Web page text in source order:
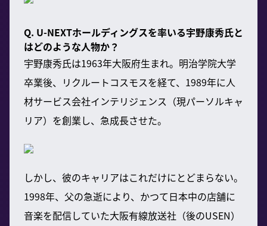
Q. U-NEXTホールディングスを率いる宇野康秀氏と
はどのような人物か？
宇野康秀氏は1963年大阪府生まれ。明治学院大学
卒業後、リクルートコスモスを経て、1989年に人
材サービス会社インテリジェンス（現パーソルキャ
リア）を創業し、急成長させた。
しかし、彼のキャリアはこれだけにとどまらない。
1998年、父の急逝により、かつて日本中の店舗に
音楽を配信していた大阪有線放送社（後のUSEN）